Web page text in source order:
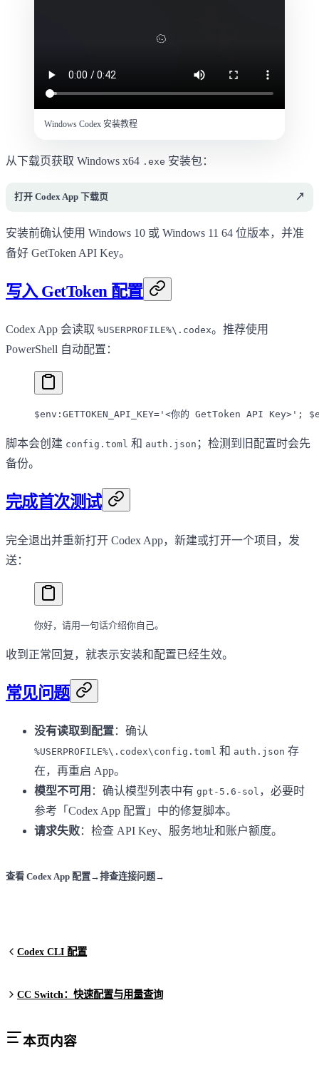
Windows Codex 安装教程
从下载页获取 Windows x64 .exe 安装包：
打开 Codex App 下载页 ↗
安装前确认使用 Windows 10 或 Windows 11 64 位版本，并准
备好 GetToken API Key。
写入 GetToken 配置
Codex App 会读取 %USERPROFILE%\.codex。推荐使用
PowerShell 自动配置：
$env: GETTOKEN_API_KEY= '<你的 GetToken API Key>' ; $
脚本会创建 config.toml 和 auth.json ；检测到旧配置时会先
备份。
完成首次测试
完全退出并重新打开 Codex App，新建或打开一个项目，发
送：
你好，请用一句话介绍你自己。
收到正常回复，就表示安装和配置已经生效。
常见问题
没有读取到配置：确认
%USERPROFILE%\.codex\config.toml 和 auth.json 存
在，再重启 App。
模型不可用 ：确认模型列表中有 gpt-5.6-sol ，必要时
参考「Codex App 配置」中的修复脚本。
请求失败：检查 API Key、服务地址和账户额度。
查看 Codex App 配置→排查连接问题→
Codex CLI 配置
CC Switch：快速配置与用量查询
本页内容